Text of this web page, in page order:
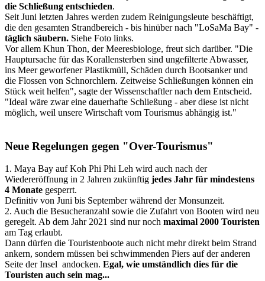
die Schließung entschieden.
Seit Juni letzten Jahres werden zudem Reinigungsleute beschäftigt,
die den gesamten Strandbereich - bis hinüber nach "LoSaMa Bay" -
täglich säubern. Siehe Foto links.
Vor allem Khun Thon, der Meeresbiologe, freut sich darüber. "Die
Hauptursache für das Korallensterben sind ungefilterte Abwasser,
ins Meer geworfener Plastikmüll, Schäden durch Bootsanker und
die Flossen von Schnorchlern. Zeitweise Schließungen können ein
Stück weit helfen", sagte der Wissenschaftler nach dem Entscheid.
"Ideal wäre zwar eine dauerhafte Schließung - aber diese ist nicht
möglich, weil unsere Wirtschaft vom Tourismus abhängig ist."
Neue Regelungen gegen "Over-Tourismus"
1. Maya Bay auf Koh Phi Phi Leh wird auch nach der
Wiedereröffnung in 2 Jahren zukünftig jedes Jahr für mindestens
4 Monate gesperrt.
Definitiv von Juni bis September während der Monsunzeit.
2. Auch die Besucheranzahl sowie die Zufahrt von Booten wird neu
geregelt. Ab dem Jahr 2021 sind nur noch maximal 2000 Touristen
am Tag erlaubt.
Dann dürfen die Touristenboote auch nicht mehr direkt beim Strand
ankern, sondern müssen bei schwimmenden Piers auf der anderen
Seite der Insel andocken. Egal, wie umständlich dies für die
Touristen auch sein mag...